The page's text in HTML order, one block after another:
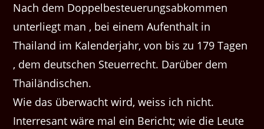
Nach dem Doppelbesteuerungsabkommen
unterliegt man , bei einem Aufenthalt in
Thailand im Kalenderjahr, von bis zu 179 Tagen
, dem deutschen Steuerrecht. Darüber dem
Thailändischen.
Wie das überwacht wird, weiss ich nicht.
Interresant wäre mal ein Bericht; wie die Leute